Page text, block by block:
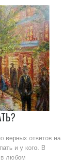
верных ответов на
и у кого. В
в любом